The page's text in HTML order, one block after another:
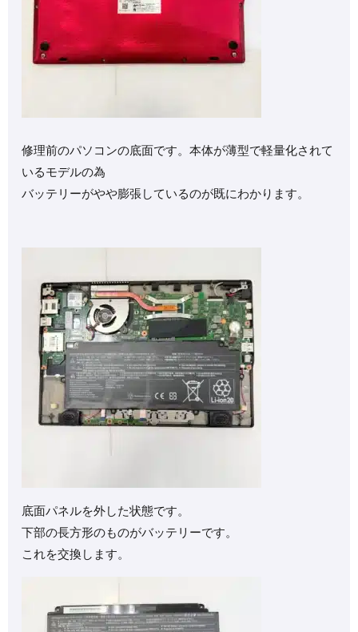
修理前のパソコンの底面です。本体が薄型で軽量化されて
いるモデルの為
バッテリーがやや膨張しているのが既にわかります。
底面パネルを外した状態です。
下部の長方形のものがバッテリーです。
これを交換します。